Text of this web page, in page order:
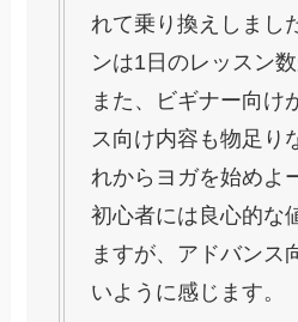
れて乗り換えしまし
ンは1日のレッスン
また、ビギナー向け
ス向け内容も物足り
れからヨガを始めよ
初心者には良心的な
ますが、アドバンス
いように感じます。